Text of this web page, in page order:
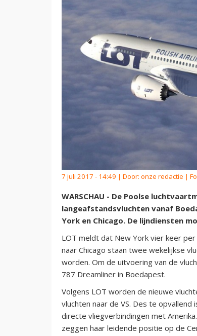
7 juli 2017 - 14:49 | Door: onze redactie |
WARSCHAU - De Poolse
langeafstandsvluchten vanaf
York en Chicago. De lijndiensten
LOT meldt dat New York vier keer
naar Chicago staan twee wekelijkse
worden. Om de uitvoering van de
787 Dreamliner in Boedapest.
Volgens LOT worden de nieuwe
vluchten naar de VS. Des te
directe vliegverbindingen met
zeggen haar leidende positie op de